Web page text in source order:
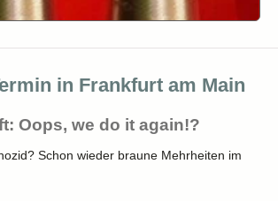
in Frankfurt am Main
Oops, we do it again!?
Schon wieder braune Mehrheiten im